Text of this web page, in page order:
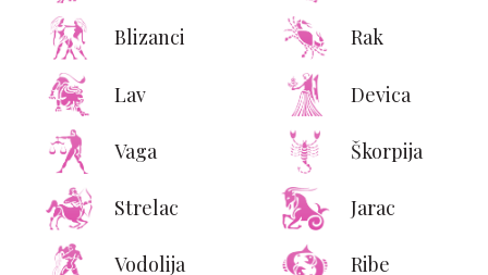
Blizanci Rak
Lav Devica
Vaga Škorpija
Strelac Jarac
Vodolija Ribe